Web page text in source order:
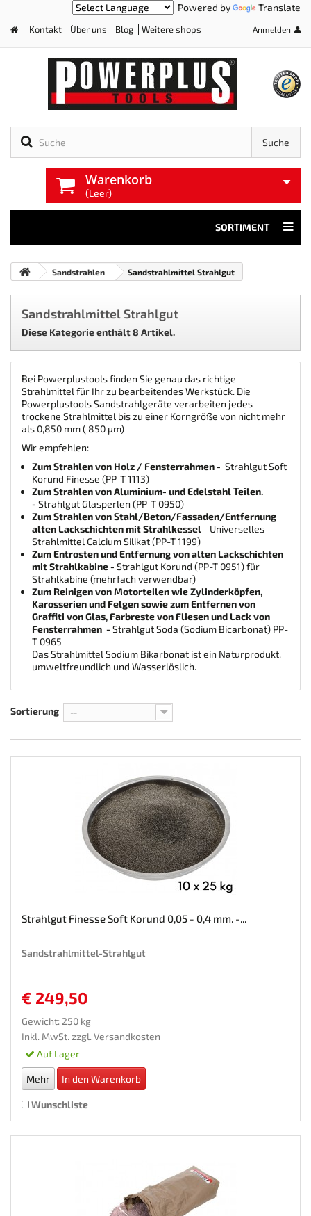
Powered by Translate
Kontakt Über uns Blog Weitere shops Anmelden
Suche
Warenkorb
(Leer)
SORTIMENT
Sandstrahlen Sandstrahlmittel Strahlgut
Sandstrahlmittel Strahlgut
Diese Kategorie enthält 8 Artikel.
Bei Powerplustools finden Sie genau das richtige
Strahlmittel für Ihr zu bearbeitendes Werkstück. Die
Powerplustools Sandstrahlgeräte verarbeiten jedes
trockene Strahlmittel bis zu einer Korngröße von nicht mehr
als 0,850 mm ( 850 µm)
Wir empfehlen:
Zum Strahlen von Holz / Fensterrahmen - Strahlgut Soft
Korund Finesse (PP-T 1113)
Zum Strahlen von Aluminium- und Edelstahl Teilen.
- Strahlgut Glasperlen (PP-T 0950)
Zum Strahlen von Stahl/Beton/Fassaden/Entfernung
alten Lackschichten mit Strahlkessel - Universelles
Strahlmittel Calcium Silikat (PP-T 1199)
Zum Entrosten und Entfernung von alten Lackschichten
mit Strahlkabine - Strahlgut Korund (PP-T 0951) für
Strahlkabine (mehrfach verwendbar)
Zum Reinigen von Motorteilen wie Zylinderköpfen,
Karosserien und Felgen sowie zum Entfernen von
Graffiti von Glas, Farbreste von Fliesen und Lack von
Fensterrahmen - Strahlgut Soda (Sodium Bicarbonat) PP-
T 0965
Das Strahlmittel Sodium Bikarbonat ist ein Naturprodukt,
umweltfreundlich und Wasserlöslich.
Sortierung --
Strahlgut Finesse Soft Korund 0,05 - 0,4 mm. -...
Sandstrahlmittel-Strahlgut
€ 249,50
Gewicht: 250 kg
Inkl. MwSt. zzgl. Versandkosten
Auf Lager
Mehr In den Warenkorb
Wunschliste